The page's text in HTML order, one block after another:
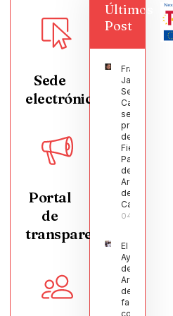
Sede
electrónica
Portal
de
transparencia
Últimos
Post
Francisco
Javier
Segura
Castellanos
será el
pregonero
de las
Fiestas
Patronales
de
Argamasilla
de
Calatrava
04/08/2026
El
Ayuntamiento
de
Argamasilla
de Calatrava
facilita la
conciliación